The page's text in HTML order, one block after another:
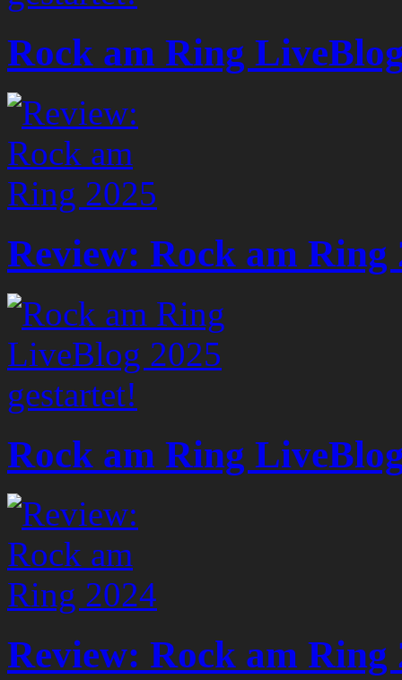
Rock am Ring
Review: Rock am Ring
Rock am Ring
Review: Rock am Ring